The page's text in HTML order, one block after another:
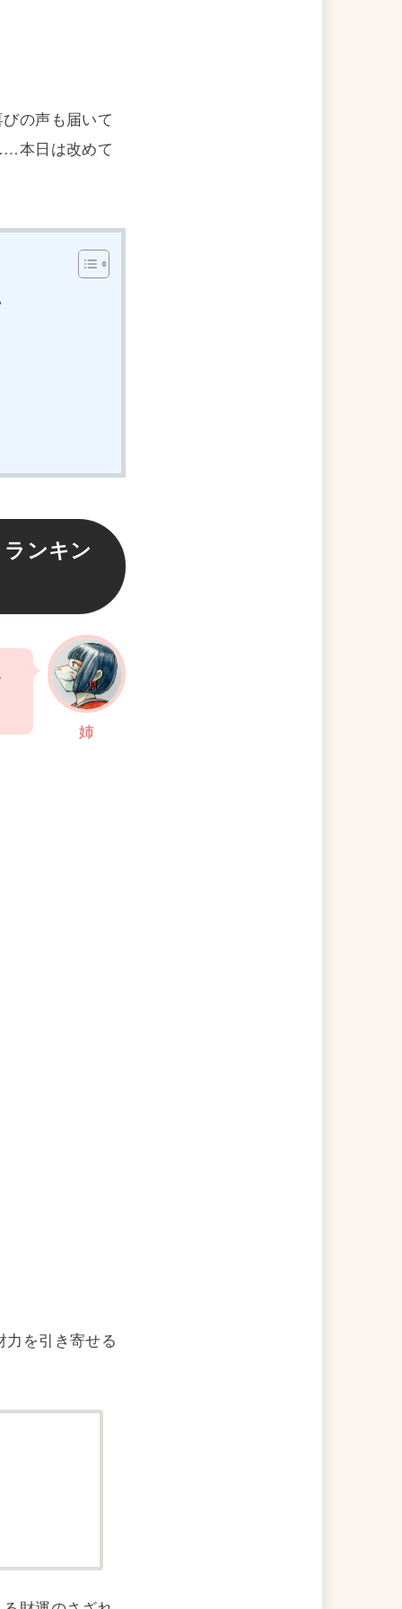
の声も届いて
本日は改めて
ンキン
姉
を引き寄せる